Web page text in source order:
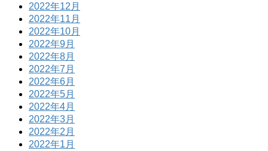
2022年12月
2022年11月
2022年10月
2022年9月
2022年8月
2022年7月
2022年6月
2022年5月
2022年4月
2022年3月
2022年2月
2022年1月